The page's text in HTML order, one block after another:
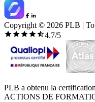
Copyright © 2026 PLB |
4.7/5
PLB a obtenu la
ACTIONS DE